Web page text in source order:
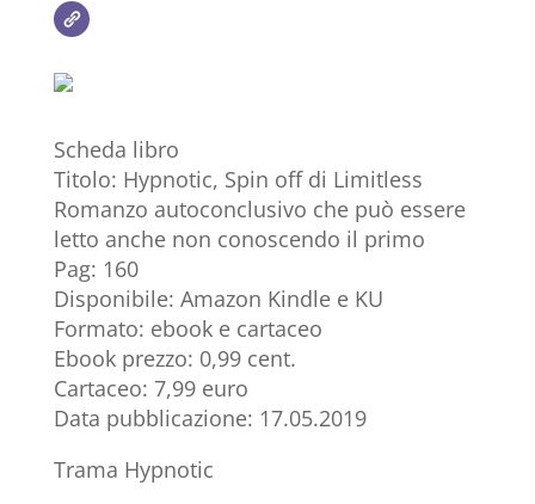
Scheda libro
Titolo: Hypnotic, Spin off di Limitless
Romanzo autoconclusivo che può essere
letto anche non conoscendo il primo
Pag: 160
Disponibile: Amazon Kindle e KU
Formato: ebook e cartaceo
Ebook prezzo: 0,99 cent.
Cartaceo: 7,99 euro
Data pubblicazione: 17.05.2019
Trama Hypnotic